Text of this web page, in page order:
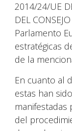
2014/24/UE
DEL
Parlamento
estratégicas
de la
En cuanto al
estas han
manifestadas
del